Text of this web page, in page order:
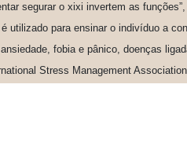
segurar o xixi invertem as
utilizado para ensinar o indivíduo a
fobia e pânico, doenças
Stress Management